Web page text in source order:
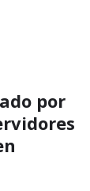
por